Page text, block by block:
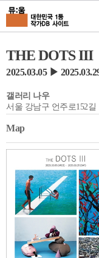
THE DOTS III
2025.03.05 ▶
갤러리 나우
서울 강남구 언주로152길
Map